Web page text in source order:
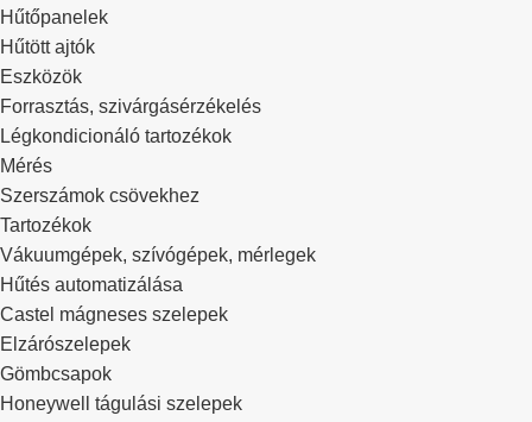
Hűtőpanelek
Hűtött ajtók
Eszközök
Forrasztás, szivárgásérzékelés
Légkondicionáló tartozékok
Mérés
Szerszámok csövekhez
Tartozékok
Vákuumgépek, szívógépek, mérlegek
Hűtés automatizálása
Castel mágneses szelepek
Elzárószelepek
Gömbcsapok
Honeywell tágulási szelepek